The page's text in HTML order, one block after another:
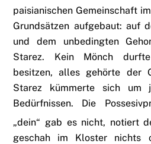
paisianischen Gemeinschaft
Grundsätzen aufgebaut: auf
und dem unbedingten
Starez. Kein Mönch
besitzen, alles gehörte der
Starez kümmerte sich um
Bedürfnissen. Die
„dein“ gab es nicht, notiert
geschah im Kloster nichts